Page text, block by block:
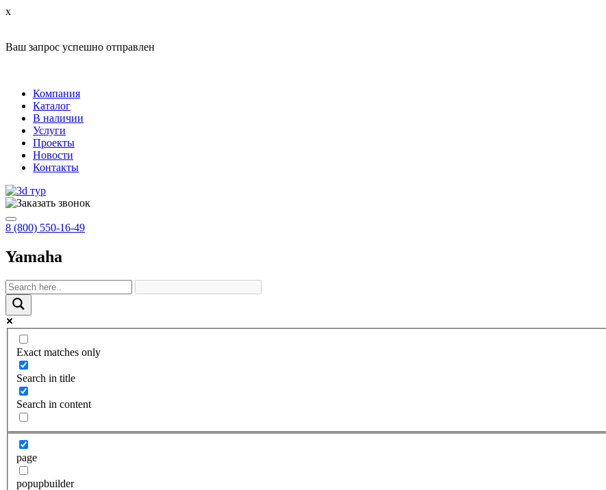
x
Ваш запрос успешно отправлен
Компания
Каталог
В наличии
Услуги
Проекты
Новости
Контакты
8 (800) 550-16-49
Yamaha
Exact matches only
Search in title
Search in content
page
popupbuilder